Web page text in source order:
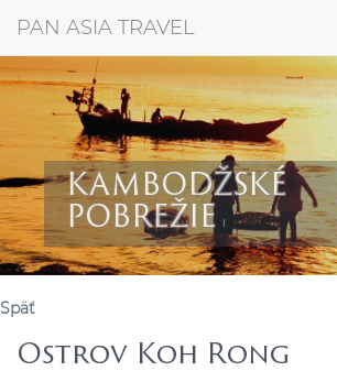
PAN ASIA TRAVEL
+421 917 372 256
KAMBODŽSKÉ
POBREŽIE
Späť
Ostrov Koh Rong